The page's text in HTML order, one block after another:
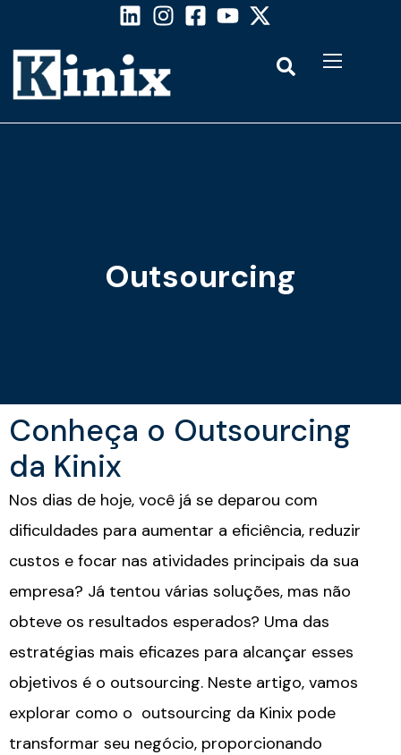
Outsourcing
Conheça o Outsourcing
da Kinix
Nos dias de hoje, você já se deparou com
dificuldades para aumentar a eficiência, reduzir
custos e focar nas atividades principais da sua
empresa? Já tentou várias soluções, mas não
obteve os resultados esperados? Uma das
estratégias mais eficazes para alcançar esses
objetivos é o outsourcing. Neste artigo, vamos
explorar como o outsourcing da Kinix pode
transformar seu negócio, proporcionando